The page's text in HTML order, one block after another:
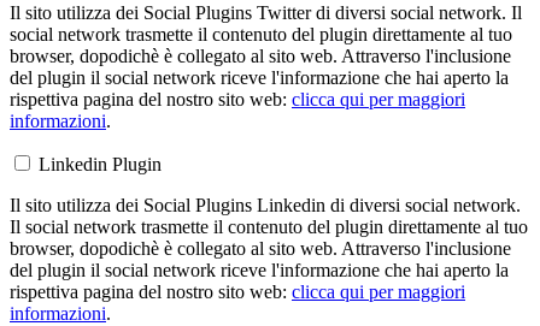
Il sito utilizza dei Social Plugins Twitter di diversi social network. Il
social network trasmette il contenuto del plugin direttamente al tuo
browser, dopodichè è collegato al sito web. Attraverso l'inclusione
del plugin il social network riceve l'informazione che hai aperto la
rispettiva pagina del nostro sito web: clicca qui per maggiori
informazioni.
Linkedin Plugin
Il sito utilizza dei Social Plugins Linkedin di diversi social network.
Il social network trasmette il contenuto del plugin direttamente al tuo
browser, dopodichè è collegato al sito web. Attraverso l'inclusione
del plugin il social network riceve l'informazione che hai aperto la
rispettiva pagina del nostro sito web: clicca qui per maggiori
informazioni.